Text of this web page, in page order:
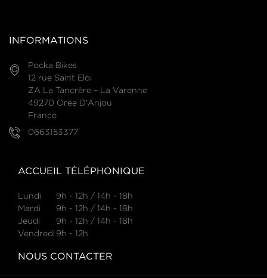
INFORMATIONS
Pocka Bikes
12 rue Saint Eloi
ZA La Tancrère – La Varenne
49270 Orée D'Anjou
France
0663153377
ACCUEIL TÉLÉPHONIQUE
Lundi
9h - 12h / 14h - 18h
Mardi
9h - 12h / 14h - 18h
Jeudi
9h - 12h / 14h - 18h
Vendredi 9h - 12h
NOUS CONTACTER